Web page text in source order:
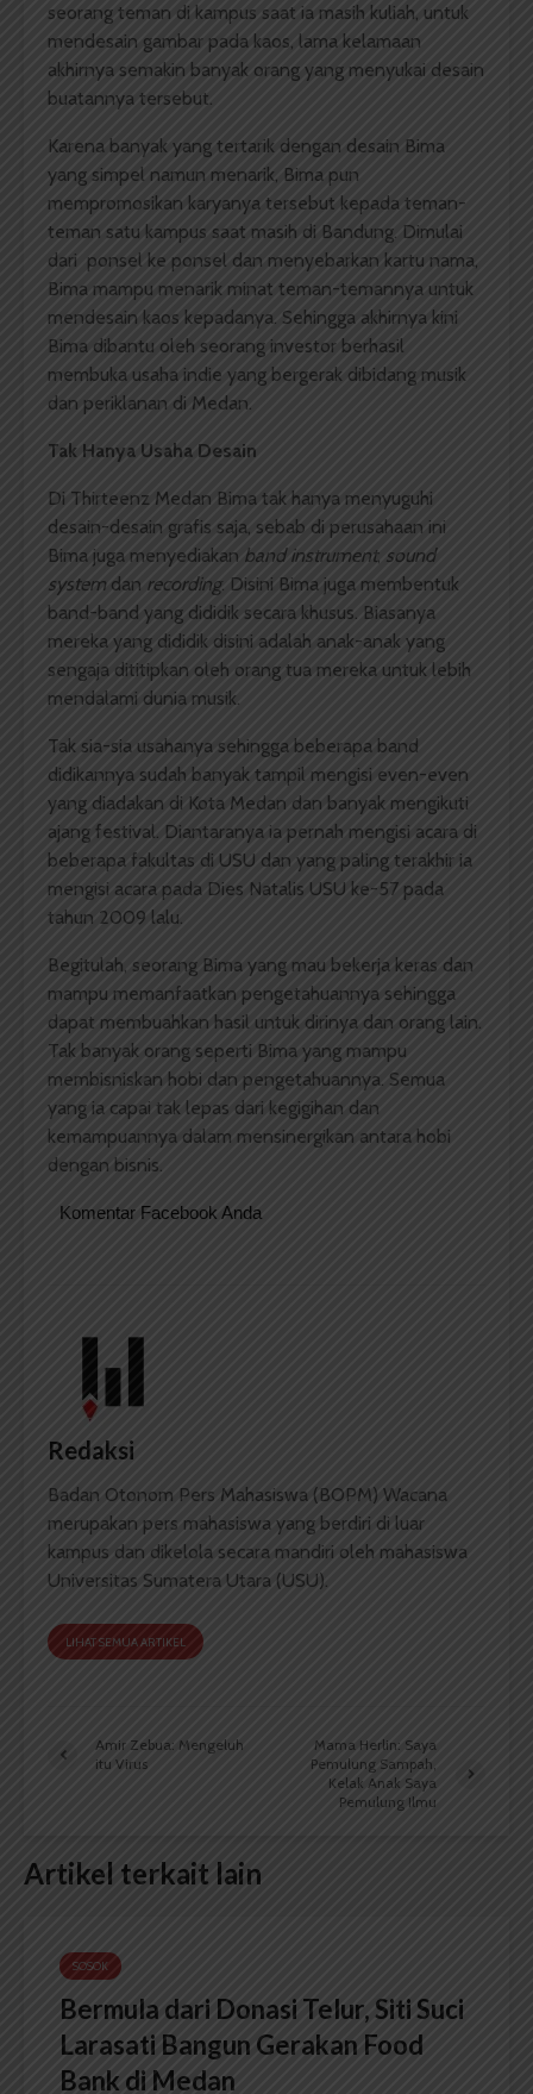
seorang teman di kampus saat ia masih kuliah, untuk
mendesain gambar pada kaos, lama kelamaan
akhirnya semakin banyak orang yang menyukai desain
buatannya tersebut.
Karena banyak yang tertarik dengan desain Bima
yang simpel namun menarik, Bima pun
mempromosikan karyanya tersebut kepada teman-
teman satu kampus saat masih di Bandung. Dimulai
dari ponsel ke ponsel dan menyebarkan kartu nama,
Bima mampu menarik minat teman-temannya untuk
mendesain kaos kepadanya. Sehingga akhirnya kini
Bima dibantu oleh seorang investor berhasil
membuka usaha indie yang bergerak dibidang musik
dan periklanan di Medan.
Tak Hanya Usaha Desain
Di Thirteenz Medan Bima tak hanya menyuguhi
desain-desain grafis saja, sebab di perusahaan ini
Bima juga menyediakan band instrument, sound
system dan recording. Disini Bima juga membentuk
band-band yang dididik secara khusus. Biasanya
mereka yang dididik disini adalah anak-anak yang
sengaja dititipkan oleh orang tua mereka untuk lebih
mendalami dunia musik.
Tak sia-sia usahanya sehingga beberapa band
didikannya sudah banyak tampil mengisi even-even
yang diadakan di Kota Medan dan banyak mengikuti
ajang festival. Diantaranya ia pernah mengisi acara di
beberapa fakultas di USU dan yang paling terakhir ia
mengisi acara pada Dies Natalis USU ke-57 pada
tahun 2009 lalu.
Begitulah, seorang Bima yang mau bekerja keras dan
mampu memanfaatkan pengetahuannya sehingga
dapat membuahkan hasil untuk dirinya dan orang lain.
Tak banyak orang seperti Bima yang mampu
membisniskan hobi dan pengetahuannya. Semua
yang ia capai tak lepas dari kegigihan dan
kemampuannya dalam mensinergikan antara hobi
dengan bisnis.
Komentar Facebook Anda
Redaksi
Badan Otonom Pers Mahasiswa (BOPM) Wacana
merupakan pers mahasiswa yang berdiri di luar
kampus dan dikelola secara mandiri oleh mahasiswa
Universitas Sumatera Utara (USU).
LIHAT SEMUA ARTIKEL
Amir Zebua: Mengeluh
itu Virus
Mama Herlin: Saya
Pemulung Sampah,
Kelak Anak Saya
Pemulung Ilmu
Artikel terkait lain
SOSOK
Bermula dari Donasi Telur, Siti Suci
Larasati Bangun Gerakan Food
Bank di Medan